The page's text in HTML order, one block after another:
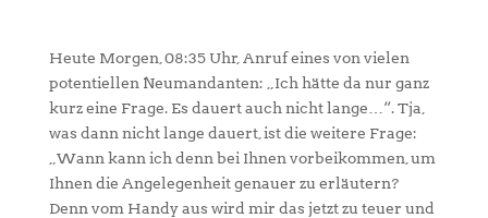
Heute Morgen, 08:35 Uhr, Anruf eines von vielen
potentiellen Neumandanten: „Ich hätte da nur ganz
kurz eine Frage. Es dauert auch nicht lange…“.Tja,
was dann nicht lange dauert, ist die weitere Frage:
„Wann kann ich denn bei Ihnen vorbeikommen, um
Ihnen die Angelegenheit genauer zu erläutern?
Denn vom Handy aus wird mir das jetzt zu teuer und